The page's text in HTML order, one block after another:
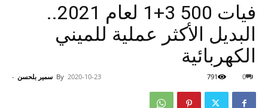
فيات 500 3+1 لعام 2021..
البديل الأكثر عملية للميني
الكهربائية
By سمير بلحسن - 2020-10-23 0
791